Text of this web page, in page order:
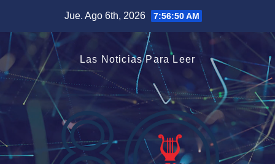
contenido
Jue. Ago 6th, 2026 7:56:50 AM
Las Noticias Para Leer